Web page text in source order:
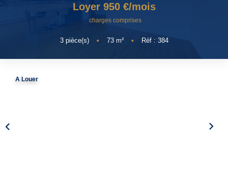
FAIRE GÉRER
IMMO NEUF
Loyer 950 €/mois
charges comprises
3pièce(s) • 73m² • Réf : 384
A Louer